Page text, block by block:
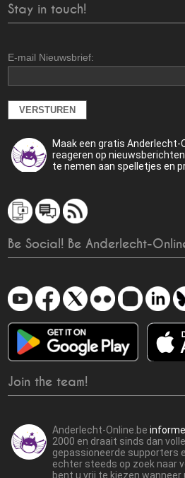
Stay in touch!
E-mail Nieuwsbrief:
Maak een gratis Anderlecht-
reageren op
te nemen aan spelletjes en
Be Social! Be Anderlecht-
Join the team!
Anderlecht-Online.be
2000 en draait sinds dan
gepassioneerde supporters
echter steeds op zoek naar
bent u vrij te kiezen